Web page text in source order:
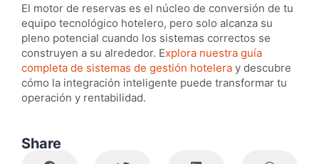
El motor de reservas es el núcleo de conversión de tu
equipo tecnológico hotelero, pero solo alcanza su
pleno potencial cuando los sistemas correctos se
construyen a su alrededor. Explora nuestra guía
completa de sistemas de gestión hotelera y descubre
cómo la integración inteligente puede transformar tu
operación y rentabilidad.
Share